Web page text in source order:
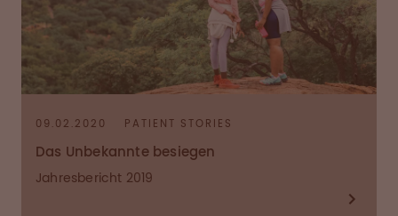
09.02.2020 PATIENT STORIES
Das Unbekannte besiegen
Jahresbericht 2019